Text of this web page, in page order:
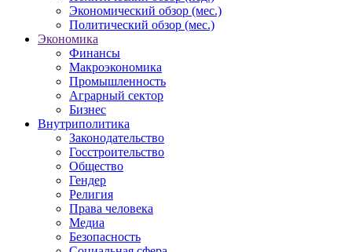
Экономический обзор (мес.)
Политический обзор (мес.)
Экономика
Финансы
Макроэкономика
Промышленность
Аграрный сектор
Бизнес
Внутриполитика
Законодательство
Госстроительство
Общество
Гендер
Религия
Права человека
Медиа
Безопасность